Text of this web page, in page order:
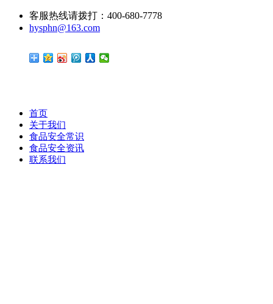
客服热线请拨打：400-680-7778
hysphn@163.com
首页
关于我们
食品安全常识
食品安全资讯
联系我们